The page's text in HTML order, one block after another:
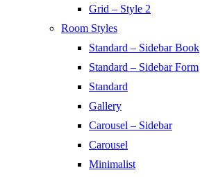
Grid – Style 2
Room Styles
Standard – Sidebar Book
Standard – Sidebar Form
Standard
Gallery
Carousel – Sidebar
Carousel
Minimalist